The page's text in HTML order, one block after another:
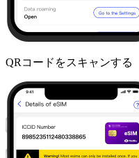
QRコードをスキャンする